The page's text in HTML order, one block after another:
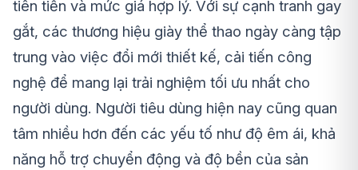
tiên tiến và mức giá hợp lý. Với sự cạnh tranh gay
gắt, các thương hiệu giày thể thao ngày càng tập
trung vào việc đổi mới thiết kế, cải tiến công
nghệ để mang lại trải nghiệm tối ưu nhất cho
người dùng. Người tiêu dùng hiện nay cũng quan
tâm nhiều hơn đến các yếu tố như độ êm ái, khả
năng hỗ trợ chuyển động và độ bền của sản